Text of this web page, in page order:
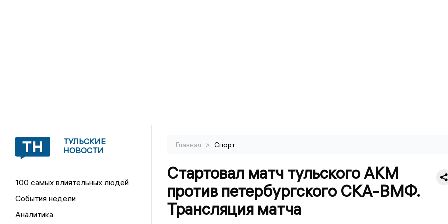
ТУЛЬСКИЕ
НОВОСТИ
100 самых влиятельных людей
События недели
Аналитика
Главная > Спорт
Стартовал матч тульского АКМ
против петербургского СКА-ВМФ.
Трансляция матча